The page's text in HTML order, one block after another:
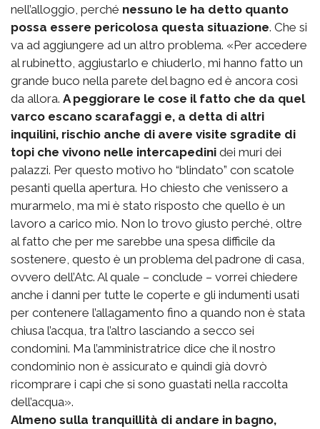
nell’alloggio, perché nessuno le ha detto quanto
possa essere pericolosa questa situazione. Che si
va ad aggiungere ad un altro problema. «Per accedere
al rubinetto, aggiustarlo e chiuderlo, mi hanno fatto un
grande buco nella parete del bagno ed è ancora così
da allora. A peggiorare le cose il fatto che da quel
varco escano scarafaggi e, a detta di altri
inquilini, rischio anche di avere visite sgradite di
topi che vivono nelle intercapedini dei muri dei
palazzi. Per questo motivo ho “blindato” con scatole
pesanti quella apertura. Ho chiesto che venissero a
murarmelo, ma mi è stato risposto che quello è un
lavoro a carico mio. Non lo trovo giusto perché, oltre
al fatto che per me sarebbe una spesa difficile da
sostenere, questo è un problema del padrone di casa,
ovvero dell’Atc. Al quale – conclude – vorrei chiedere
anche i danni per tutte le coperte e gli indumenti usati
per contenere l’allagamento fino a quando non è stata
chiusa l’acqua, tra l’altro lasciando a secco sei
condomini. Ma l’amministratrice dice che il nostro
condominio non è assicurato e quindi già dovrò
ricomprare i capi che si sono guastati nella raccolta
dell’acqua».
Almeno sulla tranquillità di andare in bagno,